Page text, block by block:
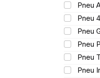
Pneu
Pneu
Pneu
Pneu
Pneu
Pneu